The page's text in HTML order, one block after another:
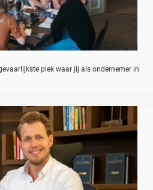
plek waar jij als ondernemer in